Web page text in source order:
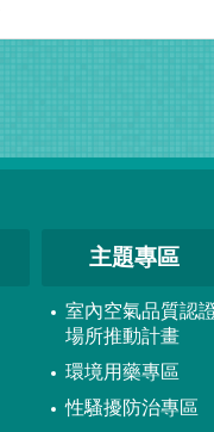
主題專區
室內空氣品質認
場所推動計畫
環境用藥專區
性騷擾防治專區